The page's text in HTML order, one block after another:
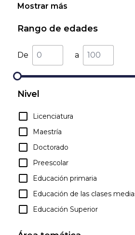
Mostrar más
Rango de edades
De a
Nivel
Licenciatura
Maestría
Doctorado
Preescolar
Educación primaria
Educación de las clases
Educación Superior